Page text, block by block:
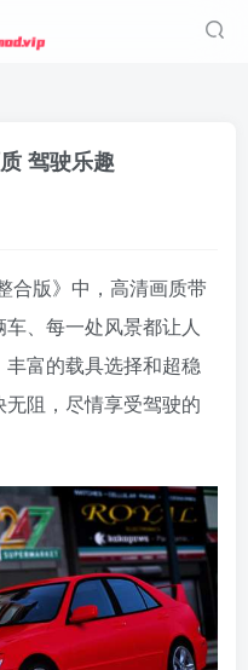
驾驶乐趣
合版》中，高清画质带
、每一处风景都让人
富的载具选择和超稳
阻，尽情享受驾驶的